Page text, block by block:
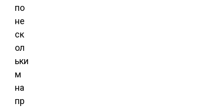
по
не
ск
ол
ьки
м
на
пр